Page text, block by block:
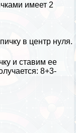
имеет 2
в центр нуля.
и ставим ее
8+3-